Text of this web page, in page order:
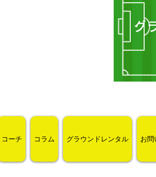
グ
コーチ コラム グラウンドレンタル お問